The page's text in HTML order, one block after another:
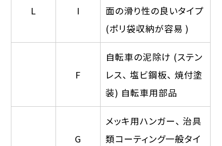
L I
面の滑り性の良いタイプ
(ポリ袋収納が容易 )
F
自転車の泥除け (ステン
レス、 塩ビ鋼板、 焼付塗
装) 自転車用部品
G
メッキ用ハンガー、 治具
類コーティング一般タイ